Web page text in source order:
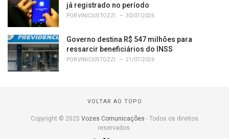
já registrado no período
PORVINICIUS TOZZI 30/07/2026
Governo destina R$ 547 milhões para
ressarcir beneficiários do INSS
PORVINICIUS TOZZI 21/07/2026
VOLTAR AO TOPO
Copyright © 2025 Vozes Comunicações - Todos os direitos
reservados.